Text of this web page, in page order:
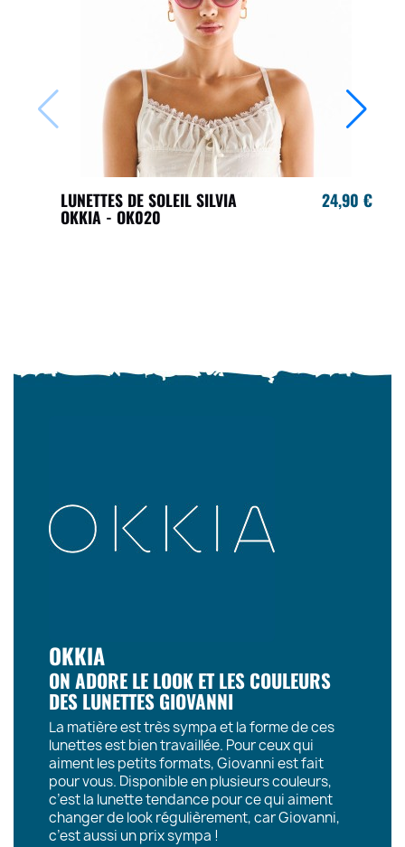
LUNETTES DE SOLEIL SILVIA
OKKIA - OK020
24,90 €
OKKIA
ON ADORE LE LOOK ET LES COULEURS
DES LUNETTES GIOVANNI
La matière est très sympa et la forme de ces
lunettes est bien travaillée. Pour ceux qui
aiment les petits formats, Giovanni est fait
pour vous. Disponible en plusieurs couleurs,
c’est la lunette tendance pour ce qui aiment
changer de look régulièrement, car Giovanni,
c’est aussi un prix sympa !